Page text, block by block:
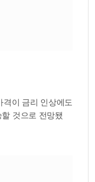
이 금리 인상에도
것으로 전망됐